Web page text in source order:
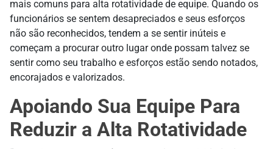
mais comuns para alta rotatividade de equipe. Quando os
funcionários se sentem desapreciados e seus esforços
não são reconhecidos, tendem a se sentir inúteis e
começam a procurar outro lugar onde possam talvez se
sentir como seu trabalho e esforços estão sendo notados,
encorajados e valorizados.
Apoiando Sua Equipe Para
Reduzir a Alta Rotatividade